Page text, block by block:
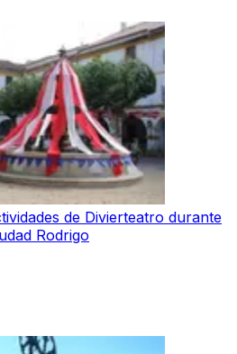
de Divierteatro durante
Rodrigo